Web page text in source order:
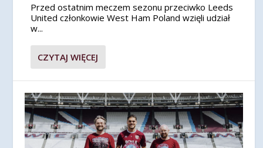
Przed ostatnim meczem sezonu przeciwko Leeds
United członkowie West Ham Poland wzięli udział
w...
CZYTAJ WIĘCEJ